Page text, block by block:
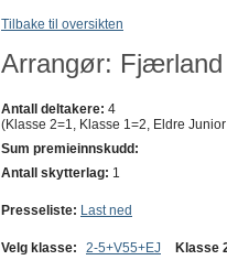
Tilbake til oversikten
Arrangør: Fjærland
Antall deltakere: 4
(Klasse 2=1, Klasse 1=2, Eldre
Sum premieinnskudd:
Antall skytterlag: 1
Presseliste: Last ned
Velg klasse: 2-5+V55+EJ Klasse